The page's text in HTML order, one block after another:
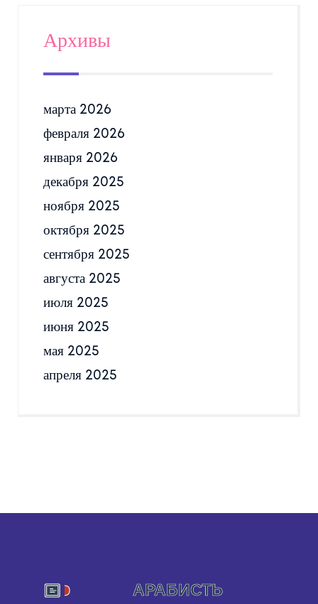
Архивы
марта 2026
февраля 2026
января 2026
декабря 2025
ноября 2025
октября 2025
сентября 2025
августа 2025
июля 2025
июня 2025
мая 2025
апреля 2025